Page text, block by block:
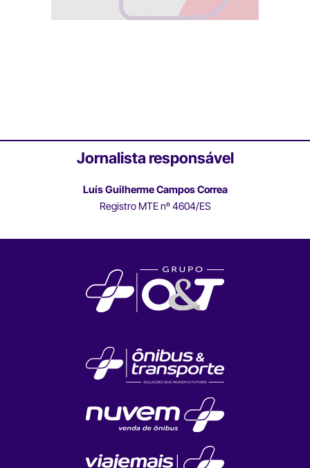
Jornalista responsável
Luís Guilherme Campos Correa
Registro MTE nº 4604/ES